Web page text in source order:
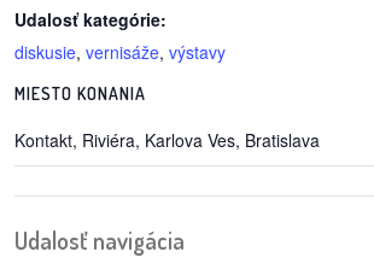
o
podpora
podporte
Udalosť kategórie:
diskusie, vernisáže, výstavy
MIESTO KONANIA
Kontakt, Riviéra, Karlova Ves, Bratislava
Udalosť navigácia